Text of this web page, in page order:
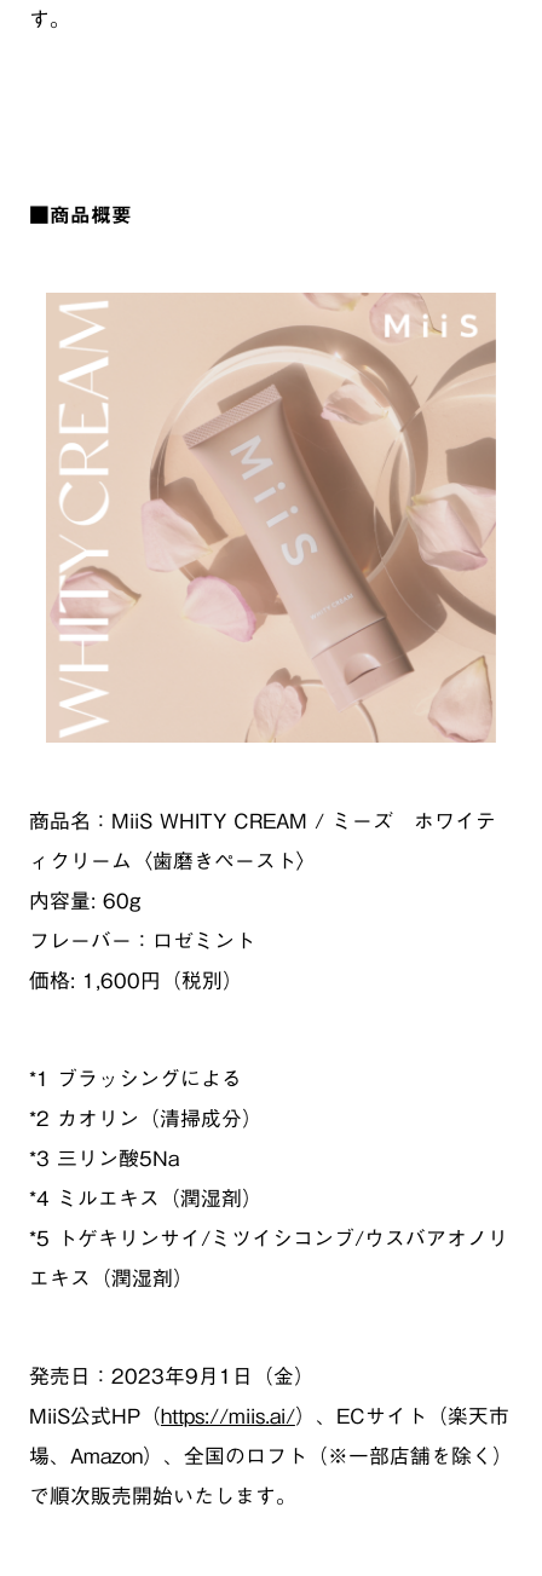
す。
■商品概要
商品名：MiiS WHITY CREAM / ミーズ ホワイテ
ィクリーム〈歯磨きペースト〉
内容量: 60g
フレーバー：ロゼミント
価格: 1,600円（税別）
*1 ブラッシングによる
*2 カオリン（清掃成分）
*3 三リン酸5Na
*4 ミルエキス（潤湿剤）
*5 トゲキリンサイ/ミツイシコンブ/ウスバアオノリ
エキス（潤湿剤）
発売日：2023年9月1日（金）
MiiS公式HP（https://miis.ai/）、ECサイト（楽天市
場、Amazon）、全国のロフト（※一部店舗を除く）
で順次販売開始いたします。